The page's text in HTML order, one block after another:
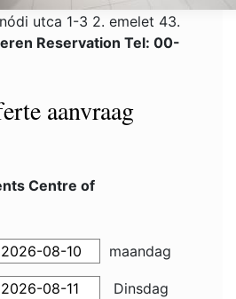
utca 1-3 2. emelet 43.
Reservation Tel: 00-
aanvraag
Centre of
maandag
Dinsdag